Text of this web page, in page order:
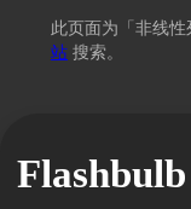
此页面为「非线
站 搜索。
Flashbulb